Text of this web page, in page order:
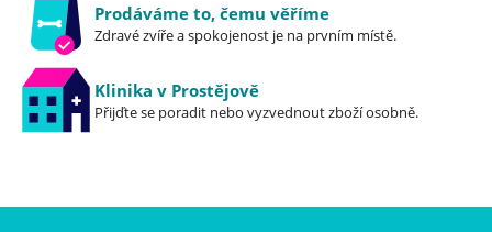
Prodáváme to, čemu věříme
Zdravé zvíře a spokojenost je na prvním místě.
Klinika v Prostějově
Přijďte se poradit nebo vyzvednout zboží osobně.